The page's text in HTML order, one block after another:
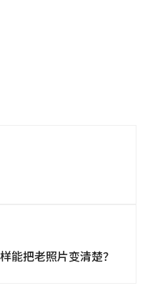
能把老照片变清楚？